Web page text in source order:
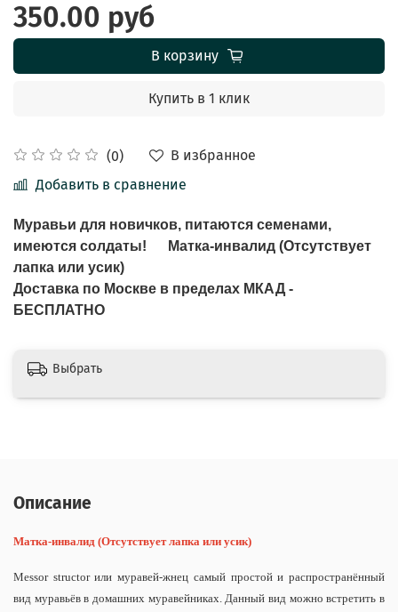
(0)
В избранное
Добавить в сравнение
350.00 руб
В корзину
Купить в 1 клик
Муравьи для новичков, питаются семенами,
имеются солдаты!
Матка-инвалид (Отсутствует
лапка или усик)
Доставка по Москве в пределах МКАД -
БЕСПЛАТНО
Выбрать
Описание
Матка-инвалид (Отсутствует лапка или усик)
Messor structor или муравей-жнец самый простой и распространённый
вид муравьёв в домашних муравейниках. Данный вид можно встретить в